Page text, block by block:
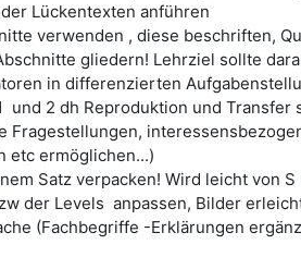
Lückentexten anführen
verwenden , diese beschriften,
gliedern! Lehrziel sollte
in differenzierten
und 2 dh Reproduktion und
etc ermöglichen...)
Satz verpacken! Wird leicht von
der Levels anpassen, Bilder
(Fachbegriffe -Erklärungen